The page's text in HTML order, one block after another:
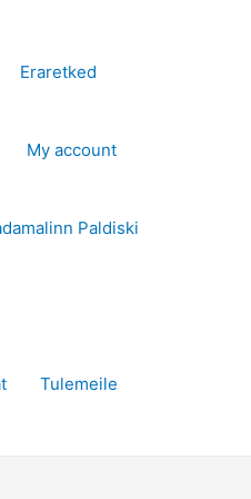
Eraretked
My account
Paldiski
Tulemeile